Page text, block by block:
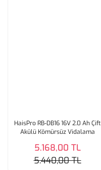
HaisPro RB-DB16 16V 2.0 Ah Çift
Akülü Kömürsüz Vidalama
5.168,00 TL
5.440,00 TL